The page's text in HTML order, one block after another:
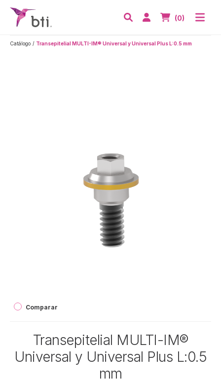
BTI - Human Tecnology
Acceder
Nº de
(0)
Catálogo Transepitelial MULTI-IM® Universal y Universal Plus L:0.5 mm
Comparar
Transepitelial MULTI-IM®
Universal y Universal Plus L:0.5
mm